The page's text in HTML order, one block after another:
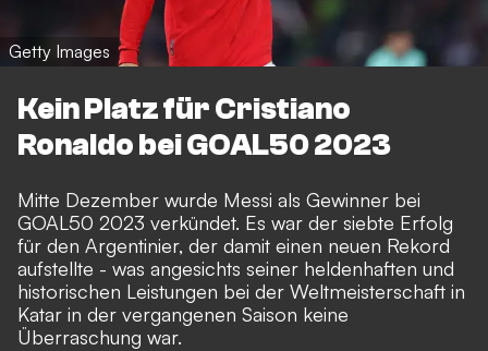
Getty Images
Kein Platz für Cristiano
Ronaldo bei GOAL50 2023
Mitte Dezember wurde Messi als Gewinner bei
GOAL50 2023 verkündet. Es war der siebte Erfolg
für den Argentinier, der damit einen neuen Rekord
aufstellte - was angesichts seiner heldenhaften und
historischen Leistungen bei der Weltmeisterschaft in
Katar in der vergangenen Saison keine
Überraschung war.